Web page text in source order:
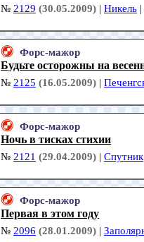
№ 2129 (30.05.2009) | Никель |
Форс-мажор
Будьте осторожны на
№ 2125 (16.05.2009) |
Форс-мажор
Ночь в тисках стихии
№ 2121 (29.04.2009) | Спутник
Форс-мажор
Первая в этом году
№ 2096 (28.01.2009) |